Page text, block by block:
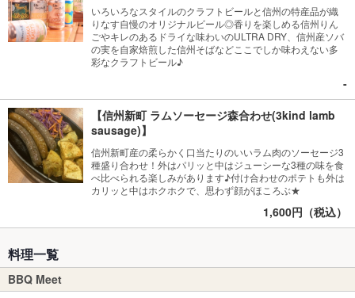
いろいろなスタイルのクラフトビールと信州の特産品が織
りなす自慢のオリジナルビール◎香りを楽しめる信州りん
ごやキレのあるドライな味わいのULTRA DRY、信州産ソバ
の実を自家焙煎した信州そばなどここでしか味わえない多
彩なクラフトビール♪
-
【信州新町 ラムソーセージ森合わせ(3kind lamb
sausage)】
信州新町産の柔らかく口当たりのいいラム肉のソーセージ3
種盛り合わせ！外はパリッと中はジューシーな3種の味を食
べ比べられる楽しみがあります♪付け合わせのポテトも外は
カリッと中はホクホクで、思わず顔がほころぶ★
1,600円（税込）
料理一覧
BBQ Meet